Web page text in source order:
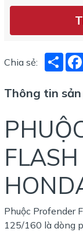
Chia sẻ:
Thông tin
Phuộc Profender
125/160 là dòng